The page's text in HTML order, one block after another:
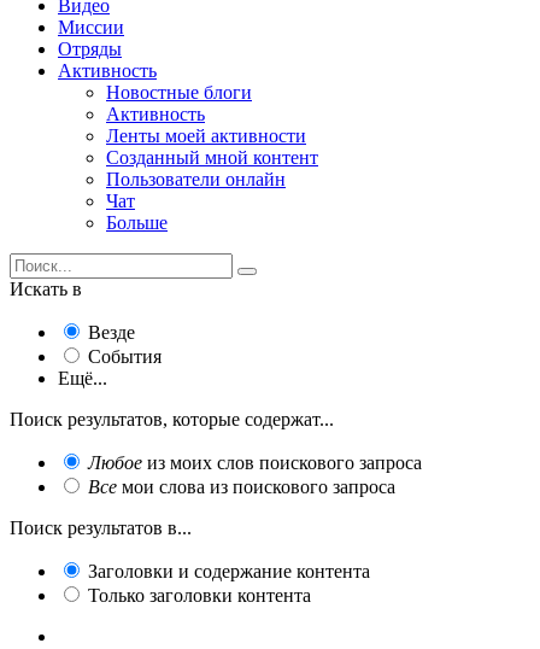
Видео
Миссии
Отряды
Активность
Новостные блоги
Активность
Ленты моей активности
Созданный мной контент
Пользователи онлайн
Чат
Больше
Искать в
Везде
События
Ещё...
Поиск результатов, которые содержат...
Любое из моих слов поискового запроса
Все мои слова из поискового запроса
Поиск результатов в...
Заголовки и содержание контента
Только заголовки контента